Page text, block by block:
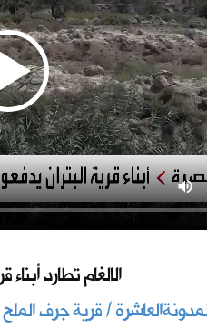
الالغام تطارد أبناء
/ قرية جرف